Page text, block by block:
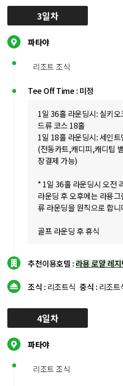
3일차
파타야
리조트 조식
Tee Off Time : 미정
1일 36홀 라운딩시: 실키
드류 코스 18홀
1일 18홀 라운딩시: 세인
(전동카트,캐디피,캐디팁
장결제 가능)
* 1일 36홀 라운딩시 오전
라운딩 후 오후에는 라용
류 라운딩을 원칙으로 합니
골프 라운딩 후 휴식
추천이용호텔 :라용 로얄 레
조식 : 리조트식 중식 : 리조트
4일차
파타야
리조트 조식